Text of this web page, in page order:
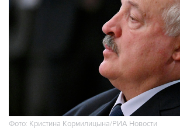
Фото: Кристина Кормилицына/РИА Новости